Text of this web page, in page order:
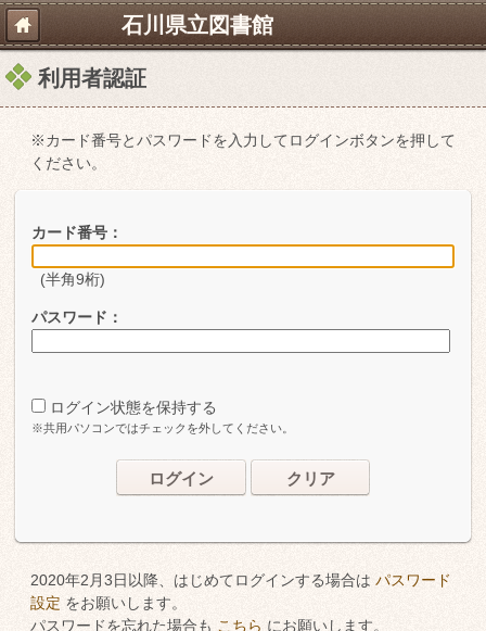
石川県立図書館
利用者認証
※カード番号とパスワードを入力してログインボタンを押して
ください。
カード番号：
(半角9桁)
パスワード：
ログイン状態を保持する
※共用パソコンではチェックを外してください。
ログイン クリア
2020年2月3日以降、はじめてログインする場合は パスワード
設定 をお願いします。
パスワードを忘れた場合も こちら にお願いします。